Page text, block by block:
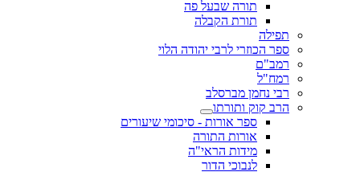
תורה שבעל פה
תורת הקבלה
תפילה
ספר הכוזרי לרבי יהודה הלוי
רמב"ם
רמח"ל
רבי נחמן מברסלב
הרב קוק ותורתו
ספר אורות - סיכומי שיעורים
אורות התורה
מידות הראי"ה
לנבוכי הדור